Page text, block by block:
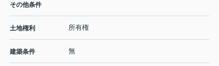
その他条件
土地権利 所有権
建築条件 無